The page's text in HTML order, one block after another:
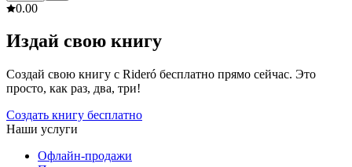
0.00
Издай свою книгу
Создай свою книгу с Rideró бесплатно прямо сейчас. Это
просто, как раз, два, три!
Создать книгу бесплатно
Наши услуги
Офлайн-продажи